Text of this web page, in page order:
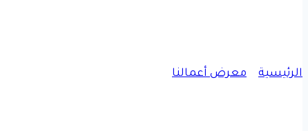
الرئيسية معرض أعمالنا